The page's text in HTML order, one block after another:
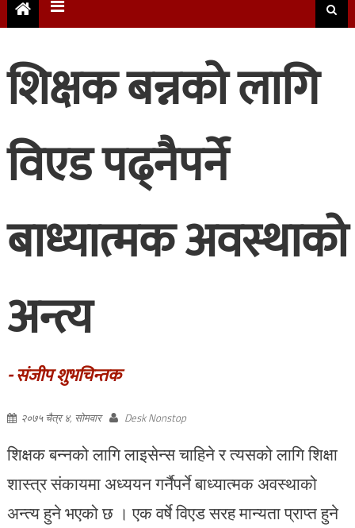
शिक्षक बन्नको लागि
विएड पढ्नैपर्ने
बाध्यात्मक अवस्थाको
अन्त्य
- संजीप शुभचिन्तक
२०७५ चैत्र ४, सोमवार Desk Nonstop
शिक्षक बन्नको लागि लाइसेन्स चाहिने र त्यसको लागि शिक्षा
शास्त्र संकायमा अध्ययन गर्नैपर्ने बाध्यात्मक अवस्थाको
अन्त्य हुने भएको छ । एक वर्षे विएड सरह मान्यता प्राप्त हुने